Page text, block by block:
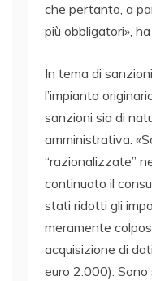
che pertanto, a
più obbligatori»,
In tema di
l’impianto
sanzioni sia di
amministrativa.
“razionalizzate”
continuato il
stati ridotti gli
meramente
acquisizione di
euro 2.000).